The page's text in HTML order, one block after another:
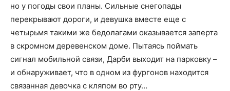
но у погоды свои планы. Сильные снегопады
перекрывают дороги, и девушка вместе еще с
четырьмя такими же бедолагами оказывается заперта
в скромном деревенском доме. Пытаясь поймать
сигнал мобильной связи, Дарби выходит на парковку –
и обнаруживает, что в одном из фургонов находится
связанная девочка с кляпом во рту…